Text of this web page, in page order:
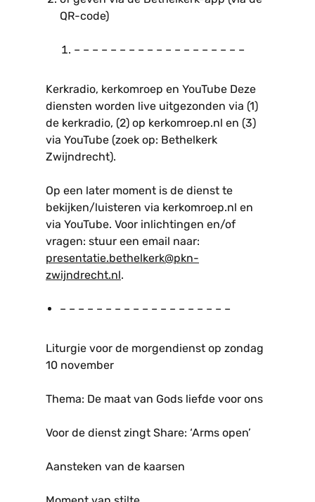
QR-code)
– – – – – – – – – – – – – – – – – – –
Kerkradio, kerkomroep en YouTube Deze
diensten worden live uitgezonden via (1)
de kerkradio, (2) op kerkomroep.nl en (3)
via YouTube (zoek op: Bethelkerk
Zwijndrecht).
Op een later moment is de dienst te
bekijken/luisteren via kerkomroep.nl en
via YouTube. Voor inlichtingen en/of
vragen: stuur een email naar:
presentatie.bethelkerk@pkn-
zwijndrecht.nl.
– – – – – – – – – – – – – – – – – – –
Liturgie voor de morgendienst op zondag
10 november
Thema: De maat van Gods liefde voor ons
Voor de dienst zingt Share: ‘Arms open’
Aansteken van de kaarsen